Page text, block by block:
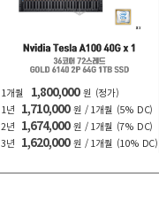
1개월 1,800,000 원
(정가)
1년
1,710,000 원 / 1개월
(5% DC)
2년
1,674,000 원 / 1개월
(7% DC)
3년
1,620,000 원 / 1개월 (10% DC)